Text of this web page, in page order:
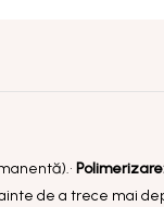
•
de a trece mai